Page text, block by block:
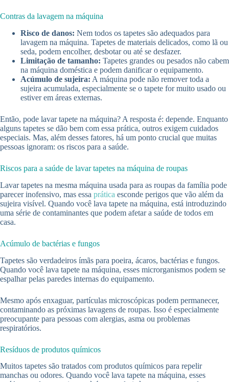
Contras da lavagem na máquina
Risco de danos: Nem todos os tapetes são adequados para
lavagem na máquina. Tapetes de materiais delicados, como lã ou
seda, podem encolher, desbotar ou até se desfazer.
Limitação de tamanho: Tapetes grandes ou pesados não cabem
na máquina doméstica e podem danificar o equipamento.
Acúmulo de sujeira: A máquina pode não remover toda a
sujeira acumulada, especialmente se o tapete for muito usado ou
estiver em áreas externas.
Então, pode lavar tapete na máquina? A resposta é: depende. Enquanto
alguns tapetes se dão bem com essa prática, outros exigem cuidados
especiais. Mas, além desses fatores, há um ponto crucial que muitas
pessoas ignoram: os riscos para a saúde.
Riscos para a saúde de lavar tapetes na máquina de roupas
Lavar tapetes na mesma máquina usada para as roupas da família pode
parecer inofensivo, mas essa prática esconde perigos que vão além da
sujeira visível. Quando você lava tapete na máquina, está introduzindo
uma série de contaminantes que podem afetar a saúde de todos em
casa.
Acúmulo de bactérias e fungos
Tapetes são verdadeiros ímãs para poeira, ácaros, bactérias e fungos.
Quando você lava tapete na máquina, esses microrganismos podem se
espalhar pelas paredes internas do equipamento.
Mesmo após enxaguar, partículas microscópicas podem permanecer,
contaminando as próximas lavagens de roupas. Isso é especialmente
preocupante para pessoas com alergias, asma ou problemas
respiratórios.
Resíduos de produtos químicos
Muitos tapetes são tratados com produtos químicos para repelir
manchas ou odores. Quando você lava tapete na máquina, esses